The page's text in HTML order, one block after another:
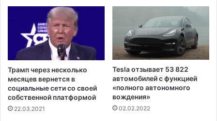
е
ч
к
а
г
с
а
с
ь
н
а
Трамп через несколько
месяцев вернется в
социальные сети со своей
собственной платформой
22.03.2021
Tesla отзывает 53 822
автомобилей с функцией
«полного автономного
вождения»
02.02.2022